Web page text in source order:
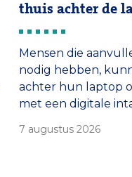
thuis achter de
Mensen die
nodig hebben,
achter hun laptop
met een digitale
kunnen de tool
7 augustus 2026